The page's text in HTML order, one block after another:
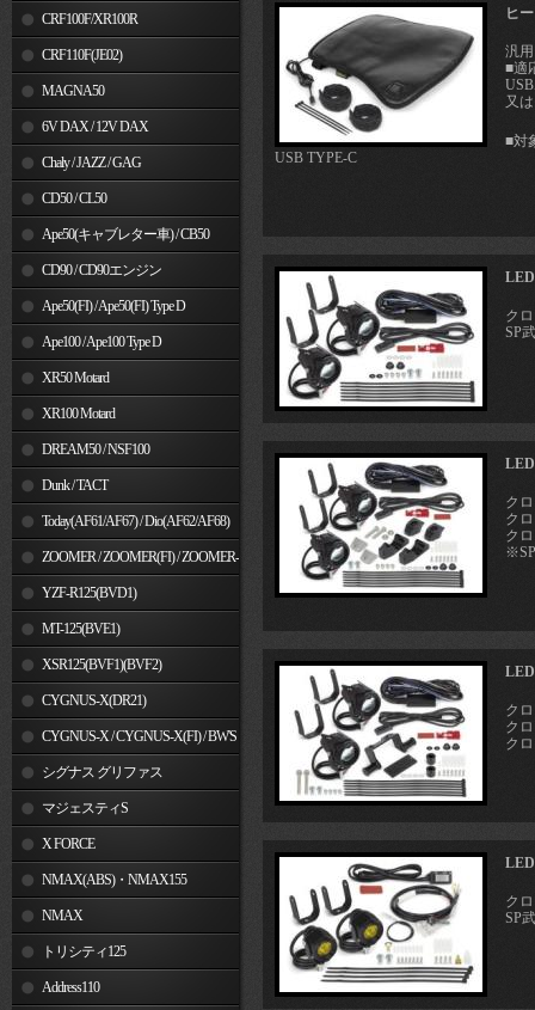
CRF100F/XR100R
CRF110F(JE02)
MAGNA50
6V DAX / 12V DAX
Chaly / JAZZ / GAG
CD50 / CL50
Ape50(キャブレター車) / CB50
CD90 / CD90エンジン
Ape50(FI) / Ape50(FI) Type D
Ape100 / Ape100 Type D
XR50 Motard
XR100 Motard
DREAM50 / NSF100
Dunk / TACT
Today(AF61/AF67) / Dio(AF62/AF68)
ZOOMER / ZOOMER(FI) / ZOOMER-
YZF-R125(BVD1)
MT-125(BVE1)
XSR125(BVF1)(BVF2)
CYGNUS-X(DR21)
CYGNUS-X / CYGNUS-X(FI) / BW'S
125 シグナス グリファス
マジェスティS
X FORCE
NMAX(ABS)・NMAX155
NMAX
トリシティ125
Address110
ヒ
汎用
■適
又
■対
USB TYPE-C
ク
SP
ク
ク
ク
ク
ク
ク
ク
SP